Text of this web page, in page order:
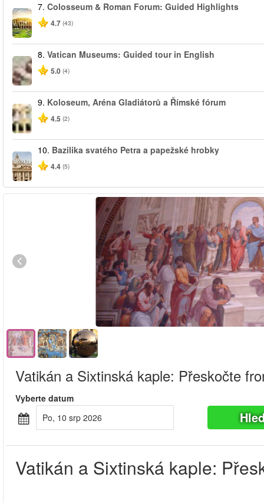
7. Colosseum & Roman Forum: Guided Highlights
4.7 (43)
8. Vatican Museums: Guided tour in English
5.0 (4)
9. Koloseum, Aréna Gladiátorů a Římské fórum
4.5 (2)
10. Bazilika svatého Petra a papežské hrobky
4.4 (5)
Vatikán a Sixtinská kaple: Přeskočte
Vyberte datum
Po, 10 srp 2026
Vatikán a Sixtinská kaple: